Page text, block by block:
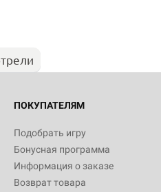
ПОКУПАТЕЛЯМ
Подобрать игру
Бонусная программа
Информация о заказе
Возврат товара